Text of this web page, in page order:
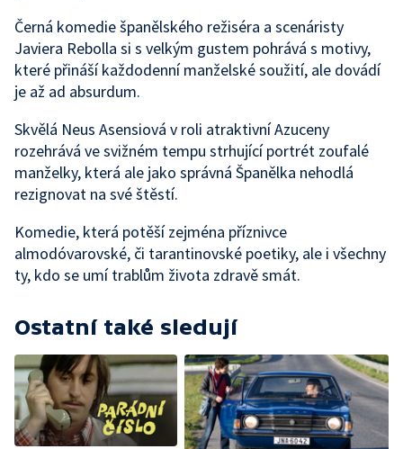
Černá komedie španělského režiséra a scenáristy
Javiera Rebolla si s velkým gustem pohrává s motivy,
které přináší každodenní manželské soužití, ale dovádí
je až ad absurdum.
Skvělá Neus Asensiová v roli atraktivní Azuceny
rozehrává ve svižném tempu strhující portrét zoufalé
manželky, která ale jako správná Španělka nehodlá
rezignovat na své štěstí.
Komedie, která potěší zejména příznivce
almodóvarovské, či tarantinovské poetiky, ale i všechny
ty, kdo se umí trablům života zdravě smát.
Ostatní také sledují